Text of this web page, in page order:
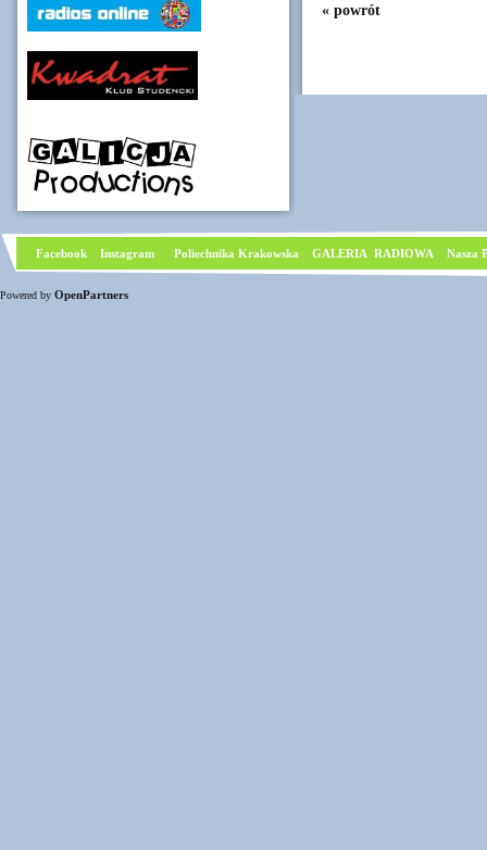
« powrót
Facebook Instagram Poliechnika Krakowska GALERIA RADIOWA Nasza
Powered by OpenPartners